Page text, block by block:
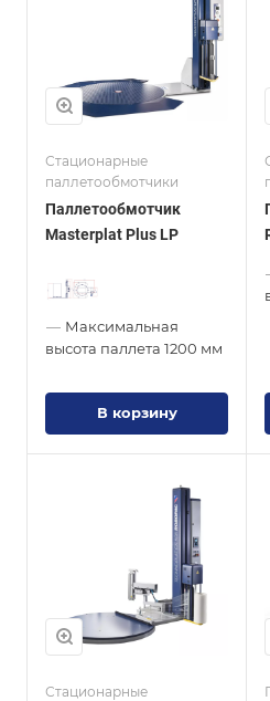
Стационарные
паллетообмотчики
Паллетообмотчик
Masterplat Plus LP
— Максимальная
высота паллета 1200 мм
В корзину
Стационарные